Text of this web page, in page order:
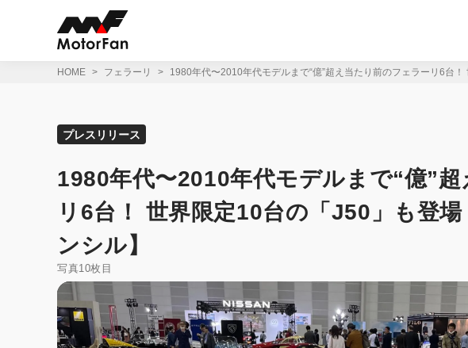
HOME フェラーリ 1980年代〜2010年代モデルまで“億”超え当たり前のフェラーリ6台
プレスリリース
1980年代〜2010年代モデルまで“億”
リ6台！ 世界限定10台の「J50」も登
ンシル】
写真10枚目